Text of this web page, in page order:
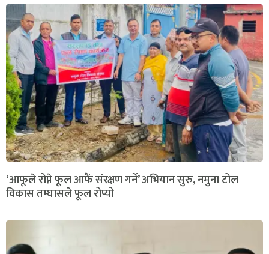
‘आफूले रोप्ने फूल आफैं संरक्षण गर्ने’ अभियान सुरु, नमुना टोल
विकास तम्घासले फूल रोप्यो